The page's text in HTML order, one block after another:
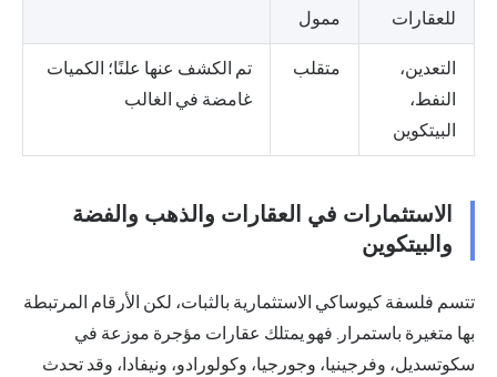
للعقارات
ممول
التعدين،
النفط،
البيتكوين
متقلب
تم الكشف عنها علنًا؛ الكميات
غامضة في الغالب
الاستثمارات في العقارات والذهب والفضة
والبيتكوين
تتسم فلسفة كيوساكي الاستثمارية بالثبات، لكن الأرقام المرتبطة
بها متغيرة باستمرار. فهو يمتلك عقارات مؤجرة موزعة في
سكوتسديل، وفرجينيا، وجورجيا، وكولورادو، ونيفادا، وقد تحدث